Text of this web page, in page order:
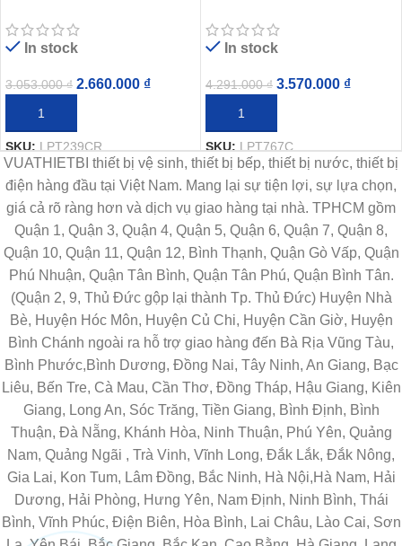
Chân Dài
In stock
3.053.000₫ 2.660.000 ₫
THÊM VÀO GIỎ HÀNG
SKU:LPT239CR
Dài
In stock
4.291.000₫ 3.570.000 ₫
THÊM VÀO GIỎ HÀNG
SKU:LPT767C
VUATHIETBI thiết bị vệ sinh, thiết bị bếp, thiết bị nước, thiết bị
điện hàng đầu tại Việt Nam. Mang lại sự tiện lợi, sự lựa chọn,
giá cả rõ ràng hơn và dịch vụ giao hàng tại nhà. TPHCM gồm
Quận 1, Quận 3, Quận 4, Quận 5, Quận 6, Quận 7, Quận 8,
Quận 10, Quận 11, Quận 12, Bình Thạnh, Quận Gò Vấp, Quận
Phú Nhuận, Quận Tân Bình, Quận Tân Phú, Quận Bình Tân.
(Quận 2, 9, Thủ Đức gộp lại thành Tp. Thủ Đức) Huyện Nhà
Bè, Huyện Hóc Môn, Huyện Củ Chi, Huyện Cần Giờ, Huyện
Bình Chánh ngoài ra hỗ trợ giao hàng đến Bà Rịa Vũng Tàu,
Bình Phước,Bình Dương, Đồng Nai, Tây Ninh, An Giang, Bạc
Liêu, Bến Tre, Cà Mau, Cần Thơ, Đồng Tháp, Hậu Giang, Kiên
Giang, Long An, Sóc Trăng, Tiền Giang, Bình Định, Bình
Thuận, Đà Nẵng, Khánh Hòa, Ninh Thuận, Phú Yên, Quảng
Nam, Quảng Ngãi , Trà Vinh, Vĩnh Long, Đắk Lắk, Đắk Nông,
Gia Lai, Kon Tum, Lâm Đồng, Bắc Ninh, Hà Nội,Hà Nam, Hải
Dương, Hải Phòng, Hưng Yên, Nam Định, Ninh Bình, Thái
Bình, Vĩnh Phúc, Điện Biên, Hòa Bình, Lai Châu, Lào Cai, Sơn